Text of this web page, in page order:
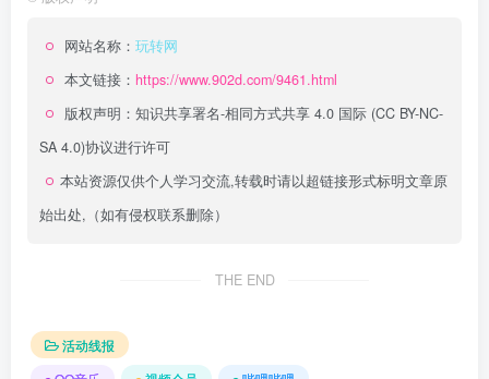
网站名称： 玩转网
本文链接： https://www.902d.com/9461.html
版权声明： 知识共享署名-相同方式共享 4.0 国际 (CC BY-NC-
SA 4.0)协议进行许可
本站资源仅供个人学习交流,转载时请以超链接形式标明文章原
始出处,（如有侵权联系删除）
THE END
活动线报